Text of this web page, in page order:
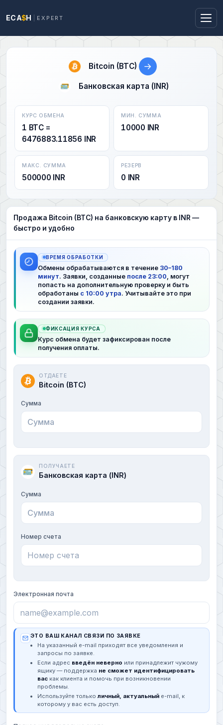
ECA$H EXPERT
Bitcoin (BTC) →
Банковская карта (INR)
КУРС ОБМЕНА
1 BTC =
6476883.11856 INR
МИН. СУММА
10000 INR
МАКС. СУММА
500000 INR
РЕЗЕРВ
0 INR
Продажа Bitcoin (BTC) на банковскую карту в INR —
быстро и удобно
ВРЕМЯ ОБРАБОТКИ
Обмены обрабатываются в течение 30–180
минут. Заявки, созданные после 23:00 , могут
попасть на дополнительную проверку и быть
обработаны с 10:00 утра. Учитывайте это при
создании заявки.
ФИКСАЦИЯ КУРСА
Курс обмена будет зафиксирован после
получения оплаты.
ОТДАЕТЕ
Bitcoin (BTC)
Сумма
ПОЛУЧАЕТЕ
Банковская карта (INR)
Сумма
Номер счета
Электронная почта
ЭТО ВАШ КАНАЛ СВЯЗИ ПО ЗАЯВКЕ
На указанный e-mail приходят все уведомления и
запросы по заявке.
Если адрес введён неверно или принадлежит чужому
ящику — поддержка не сможет идентифицировать
вас как клиента и помочь при возникновении
проблемы.
Используйте тольколичный, актуальный e-mail, к
которому у вас есть доступ.